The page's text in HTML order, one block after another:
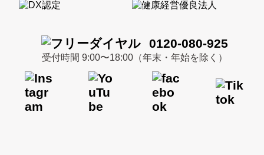
0120-080-925
受付時間 9:00〜18:00（年末・年始を除く）